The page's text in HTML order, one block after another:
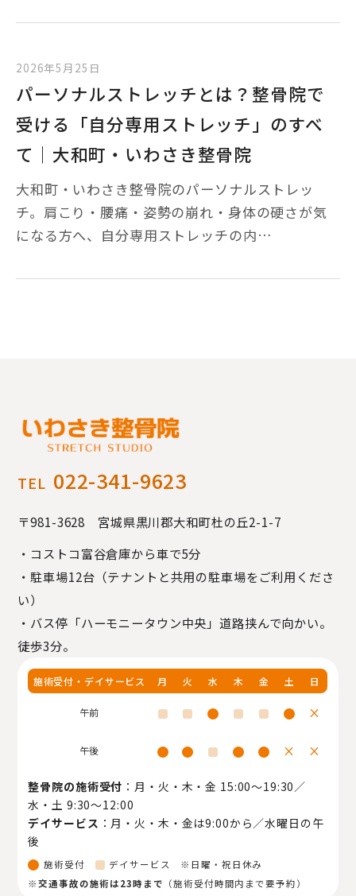
2026年5月25日
パーソナルストレッチとは？整骨院で
受ける「自分専用ストレッチ」のすべ
て｜大和町・いわさき整骨院
大和町・いわさき整骨院のパーソナルストレッ
チ。肩こり・腰痛・姿勢の崩れ・身体の硬さが気
になる方へ、自分専用ストレッチの内…
TEL 022-341-9623
〒981-3628 宮城県黒川郡大和町杜の丘2-1-7
・コストコ富谷倉庫から車で5分
・駐車場12台（テナントと共用の駐車場をご利用くださ
い）
・バス停「ハーモニータウン中央」道路挟んで向かい。
徒歩3分。
施術受付・デイサービス 月 火 水 木 金 土 日
午前 ×
午後 × ×
整骨院の施術受付 ：月・火・木・金 15:00〜19:30／
水・土 9:30〜12:00
デイサービス ：月・火・木・金は9:00から／水曜日の午
後
施術受付
デイサービス ※日曜・祝日休み
※交通事故の施術は23時まで （施術受付時間内まで要予約）